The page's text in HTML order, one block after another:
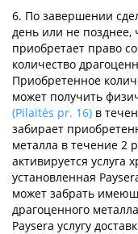
6. По завершении
день или не
приобретает право
количество
Приобретенное
может получить
(Pilaitės pr. 16) в
забирает
металла в течение 2
активируется услуга
установленная
может забрать
драгоценного
Paysera услугу